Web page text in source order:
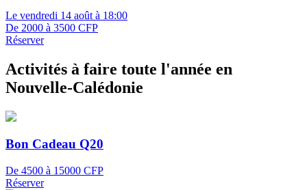
Le vendredi 14 août à 18:00
De 2000 à 3500 CFP
Réserver
Activités à faire toute l'année en
Nouvelle-Calédonie
Bon Cadeau Q20
De 4500 à 15000 CFP
Réserver